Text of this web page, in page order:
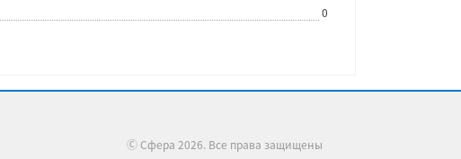
0
Ⓒ Сфера 2026. Все права защищены